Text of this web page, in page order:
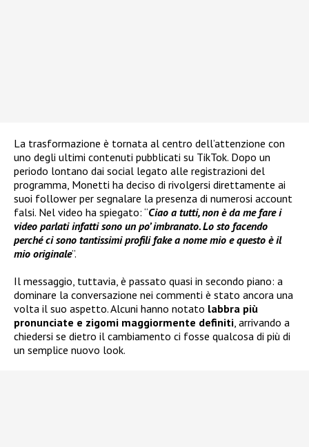
La trasformazione è tornata al centro dell’attenzione con
uno degli ultimi contenuti pubblicati su TikTok. Dopo un
periodo lontano dai social legato alle registrazioni del
programma, Monetti ha deciso di rivolgersi direttamente ai
suoi follower per segnalare la presenza di numerosi account
falsi. Nel video ha spiegato: “Ciao a tutti, non è da me fare i
video parlati infatti sono un po’ imbranato. Lo sto facendo
perché ci sono tantissimi profili fake a nome mio e questo è il
mio originale”.
Il messaggio, tuttavia, è passato quasi in secondo piano: a
dominare la conversazione nei commenti è stato ancora una
volta il suo aspetto. Alcuni hanno notato labbra più
pronunciate e zigomi maggiormente definiti, arrivando a
chiedersi se dietro il cambiamento ci fosse qualcosa di più di
un semplice nuovo look.